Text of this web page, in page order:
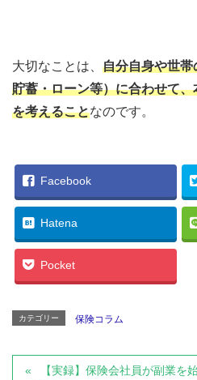
大切なことは、 自分自身や世
貯蓄・ローン等）に合わせて
を考えることなのです。
Facebook
Hatena
Pocket
カテゴリー 保険コラム
【実録】保険会社員が副業を